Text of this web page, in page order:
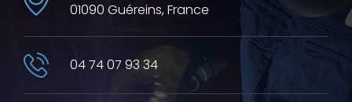
01090 Guéreins, France
04 74 07 93 34